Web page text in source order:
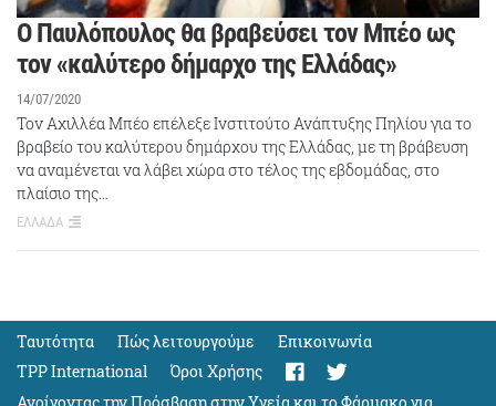
Ο Παυλόπουλος θα βραβεύσει τον Μπέο ως
τον «καλύτερο δήμαρχο της Ελλάδας»
14/07/2020
Τον Αχιλλέα Μπέο επέλεξε Ινστιτούτο Ανάπτυξης Πηλίου για το
βραβείο του καλύτερου δημάρχου της Ελλάδας, με τη βράβευση
να αναμένεται να λάβει χώρα στο τέλος της εβδομάδας, στο
πλαίσιο της…
ΕΛΛΑΔΑ
Ταυτότητα Πώς λειτουργούμε
Eπικοινωνία
TPP International
Όροι Χρήσης